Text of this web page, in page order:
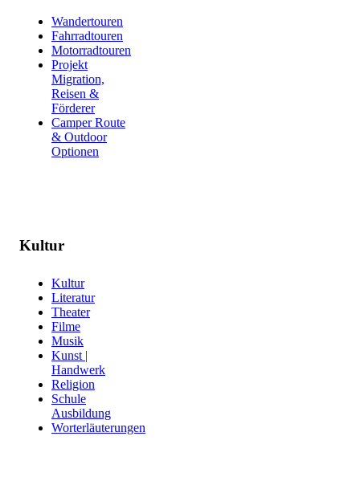
Wandertouren
Fahrradtouren
Motorradtouren
Projekt
Migration,
Reisen &
Förderer
Camper Route
& Outdoor
Optionen
Kultur
Kultur
Literatur
Theater
Filme
Musik
Kunst |
Handwerk
Religion
Schule
Ausbildung
Worterläuterungen